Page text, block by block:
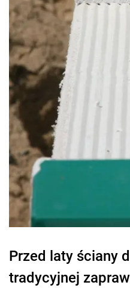
Przed laty ściany
tradycyjnej